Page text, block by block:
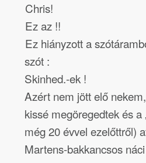
Chris!
Ez az !!
Ez hiányzott a
szót :
Skinhed.-ek !
Azért nem jött elő
kissé megöregedtek és a
még 20 évvel ezelőttről)
Martens-bakkancsos